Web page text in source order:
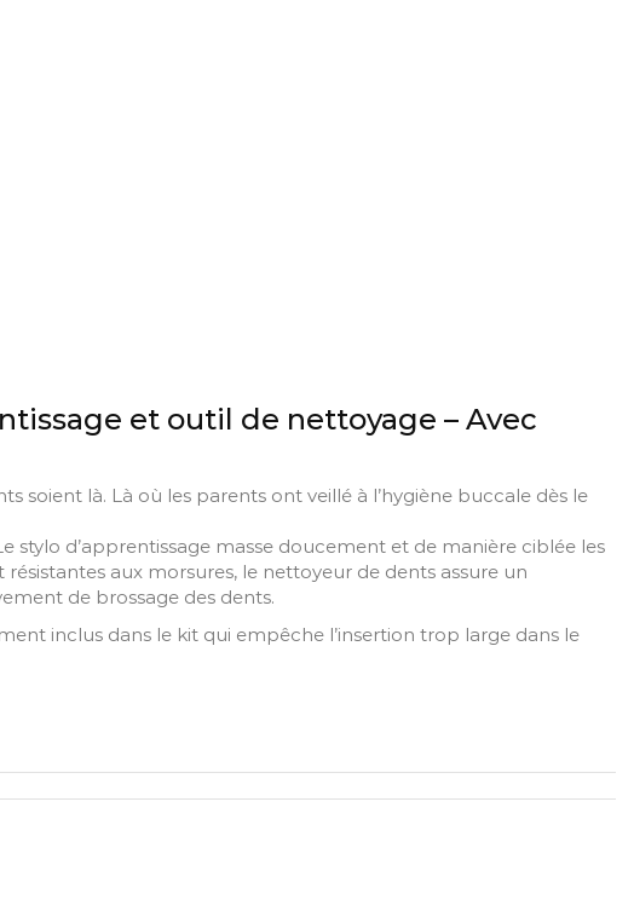
et outil de nettoyage – Avec
là. Là où les parents ont veillé à l’hygiène buccale dès le
stylo d’apprentissage masse doucement et de manière ciblée les
aux morsures, le nettoyeur de dents assure un
de brossage des dents.
inclus dans le kit qui empêche l’insertion trop large dans le